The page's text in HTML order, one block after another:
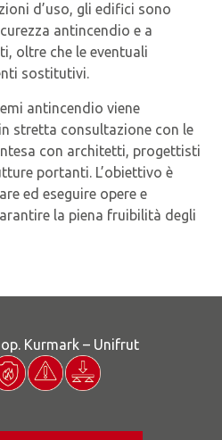
d’uso, gli edifici sono
antincendio e a
oltre che le eventuali
sostitutivi.
antincendio viene
stretta consultazione con le
con architetti, progettisti
portanti. L’obiettivo è
ed eseguire opere e
la piena fruibilità degli
Kurmark – Unifrut